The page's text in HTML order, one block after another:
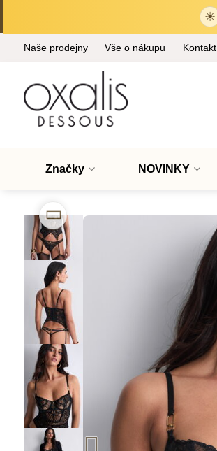
☀
Naše prodejny Vše o nákupu Kontakt
Značky NOVINKY